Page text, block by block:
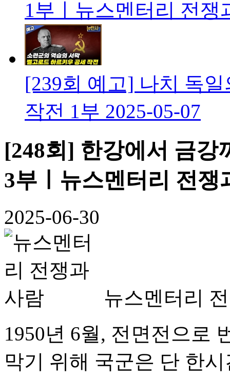
1부ㅣ뉴스멘터리 전쟁
[239회 예고] 나치 독
작전 1부 2025-05-07
[248회] 한강에서 금강
3부ㅣ뉴스멘터리 전쟁
2025-06-30
뉴스멘터리
1950년 6월, 전면전으로
막기 위해 국군은 단 한